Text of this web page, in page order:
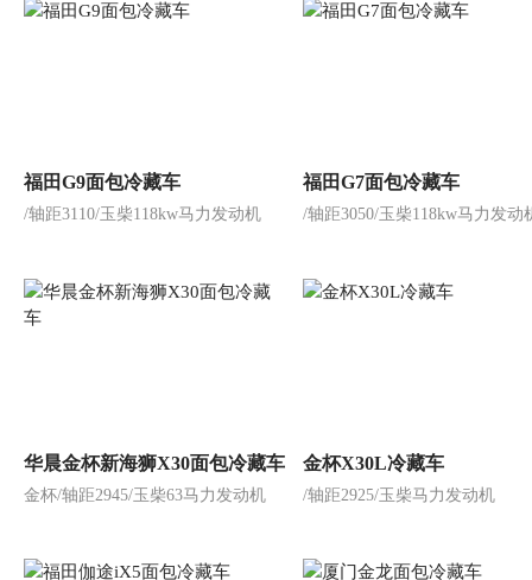
福田G9面包冷藏车
/轴距3110/玉柴118kw马力发动机
福田G7面包冷藏车
/轴距3050/玉柴118kw马力发动
华晨金杯新海狮X30面包冷藏车
金杯/轴距2945/玉柴63马力发动机
金杯X30L冷藏车
/轴距2925/玉柴马力发动机